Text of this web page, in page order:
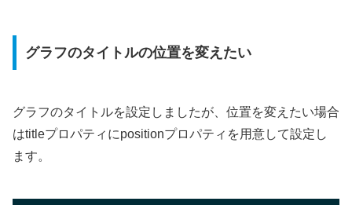
グラフのタイトルの位置を変えたい
グラフのタイトルを設定しましたが、位置を変えたい場合
はtitleプロパティにpositionプロパティを用意して設定し
ます。